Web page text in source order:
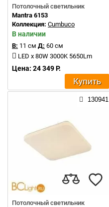
Потолочный светильник
Mantra 6153
Коллекция: Cumbuco
В наличии
В: 11 см Д: 60 см
LED x 80W 3000K 5650Lm
Цена: 24 349 Р.
Купить
130941
Потолочный светильник